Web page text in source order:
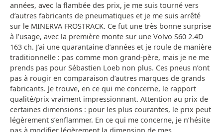
années, avec la flambée des prix, je me suis tourné vers
d’autres fabricants de pneumatiques et je me suis arrêté
sur le MINERVA FROSTRACK. Ce fut une très bonne surprise
à l’usage, avec la première monte sur une Volvo S60 2.4D
163 ch. J’ai une quarantaine d’années et je roule de manière
traditionnelle : pas comme mon grand-père, mais je ne me
prends pas pour Sébastien Loeb non plus. Ces pneus n’ont
pas à rougir en comparaison d’autres marques de grands
fabricants. Je trouve, en ce qui me concerne, le rapport
qualité/prix vraiment impressionnant. Attention au prix de
certaines dimensions : pour les plus courantes, le prix peut
légèrement s’enflammer. En ce qui me concerne, je n’hésite